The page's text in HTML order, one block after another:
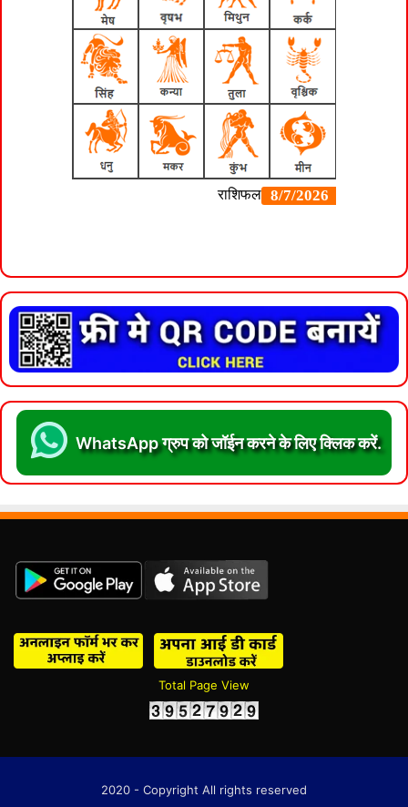
WhatsApp ग्रुप को जॉईन करने के लिए क्लिक करें.
Total Page View
2020 - Copyright All rights reserved